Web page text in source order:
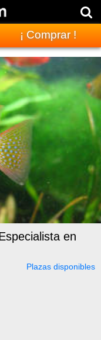
¡ Comprar !
en
Plazas disponibles